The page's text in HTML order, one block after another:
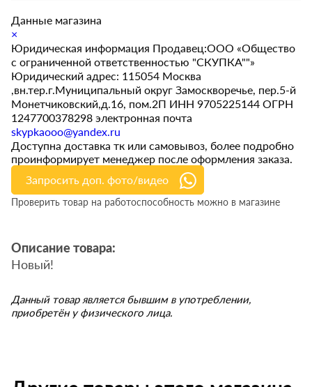
Данные магазина
×
Юридическая информация Продавец:ООО «Общество
с ограниченной ответственностью "СКУПКА""»
Юридический адрес: 115054 Москва
,вн.тер.г.Муниципальный округ Замоскворечье, пер.5-й
Монетчиковский,д.16, пом.2П ИНН 9705225144 ОГРН
1247700378298 электронная почта
skypkaooo@yandex.ru
Доступна доставка тк или самовывоз, более подробно
проинформирует менеджер после оформления заказа.
Запросить доп. фото/видео
Проверить товар на работоспособность можно в магазине
Описание товара:
Новый!
Данный товар является бывшим в употреблении,
приобретён у физического лица.